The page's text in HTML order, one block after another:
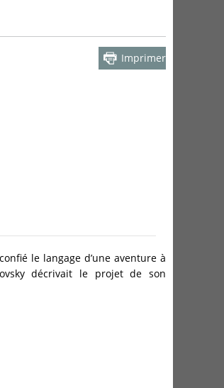
Imprimer
le langage d’une aventure à
décrivait le projet de son